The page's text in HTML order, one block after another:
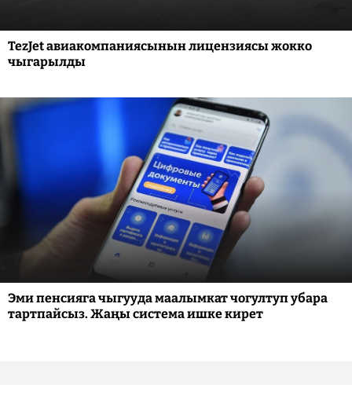
TezJet авиакомпаниясынын лицензиясы жокко
чыгарылды
Эми пенсияга чыгууда маалымкат чогултуп убара
тартпайсыз. Жаңы система ишке кирет